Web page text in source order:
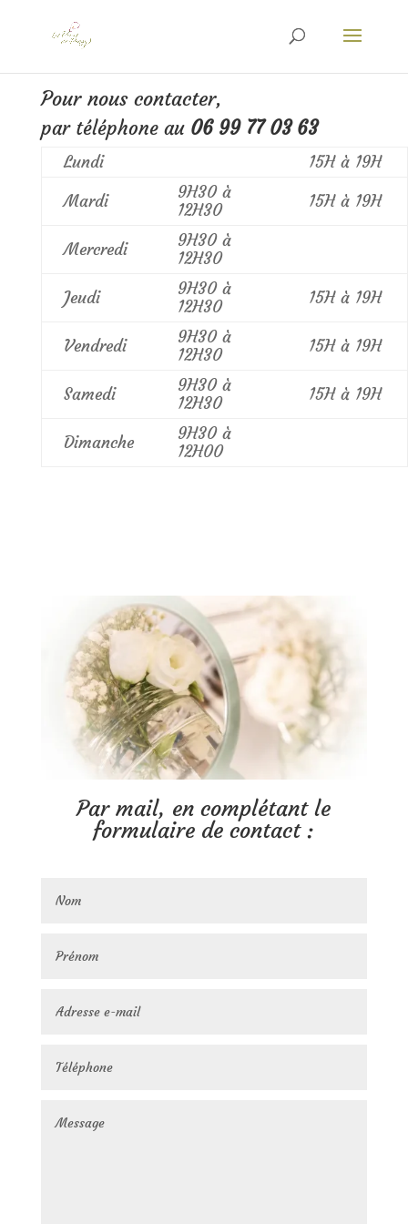
Pour nous contacter,
par téléphone au 06 99 77 03 63
Lundi
15H à 19H
Mardi
9H30 à
12H30
15H à 19H
Mercredi
9H30 à
12H30
Jeudi
9H30 à
12H30
15H à 19H
Vendredi
9H30 à
12H30
15H à 19H
Samedi
9H30 à
12H30
15H à 19H
Dimanche
9H30 à
12H00
Par mail, en complétant le
formulaire de contact :